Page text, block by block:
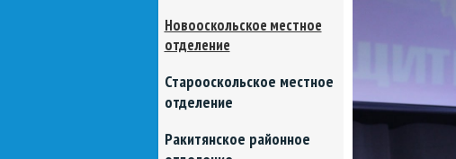
Новооскольское местное
отделение
Старооскольское местное
отделение
Ракитянское районное